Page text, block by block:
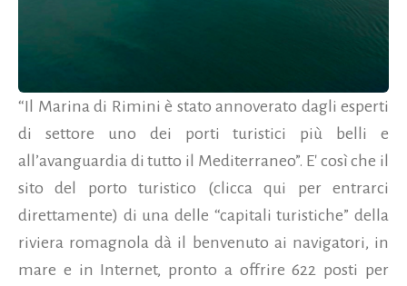
“Il Marina di Rimini è stato annoverato dagli esperti
di settore uno dei porti turistici più belli e
all’avanguardia di tutto il Mediterraneo”. E' così che il
sito del porto turistico (clicca qui per entrarci
direttamente) di una delle “capitali turistiche” della
riviera romagnola dà il benvenuto ai navigatori, in
mare e in Internet, pronto a offrire 622 posti per